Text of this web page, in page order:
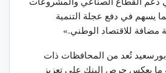
يسهم في دفع عجلة التنمية
مضافة للاقتصاد الوطني.»
تُعد من المحافظات ذات
ما يعكس حرص البنك على تعزيز